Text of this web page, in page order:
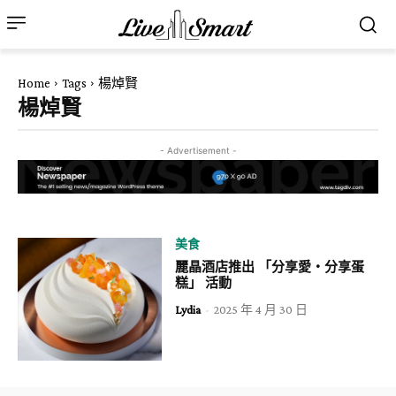
Home Tags 楊焯賢
楊焯賢
- Advertisement -
美食
麗晶酒店推出 「分享愛・分享蛋
糕」 活動
Lydia - 2025 年 4 月 30 日